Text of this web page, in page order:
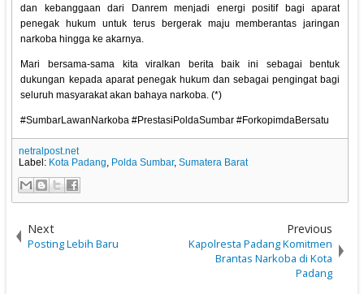
dan kebanggaan dari Danrem menjadi energi positif bagi aparat
penegak hukum untuk terus bergerak maju memberantas jaringan
narkoba hingga ke akarnya.
Mari bersama-sama kita viralkan berita baik ini sebagai bentuk
dukungan kepada aparat penegak hukum dan sebagai pengingat bagi
seluruh masyarakat akan bahaya narkoba. (*)
#SumbarLawanNarkoba #PrestasiPoldaSumbar #ForkopimdaBersatu
netralpost.net
Label: Kota Padang, Polda Sumbar,Sumatera Barat
Next
Posting Lebih Baru
Previous
Kapolresta Padang Komitmen
Brantas Narkoba di Kota
Padang